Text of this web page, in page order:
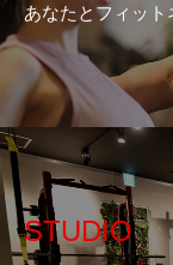
あなたとフィッ
STUDIO